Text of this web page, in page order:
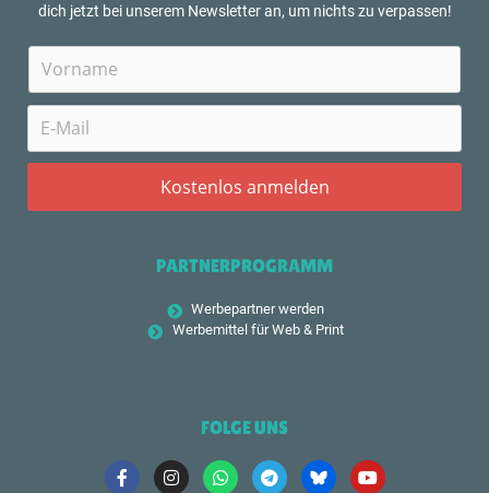
dich jetzt bei unserem Newsletter an, um nichts zu verpassen!
PARTNERPROGRAMM
Werbepartner werden
Werbemittel für Web & Print
FOLGE UNS